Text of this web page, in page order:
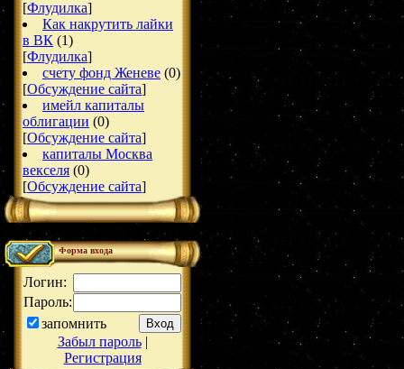
[Флудилка]
Как накрутить лайки
в ВК (1)
[Флудилка]
счету фонд Женеве (0)
[Обсуждение сайта]
имейл капиталы
облигации (0)
[Обсуждение сайта]
капиталы Москва
векселя (0)
[Обсуждение сайта]
Форма входа
Логин:
Пароль:
запомнить
Забыл пароль|
Регистрация